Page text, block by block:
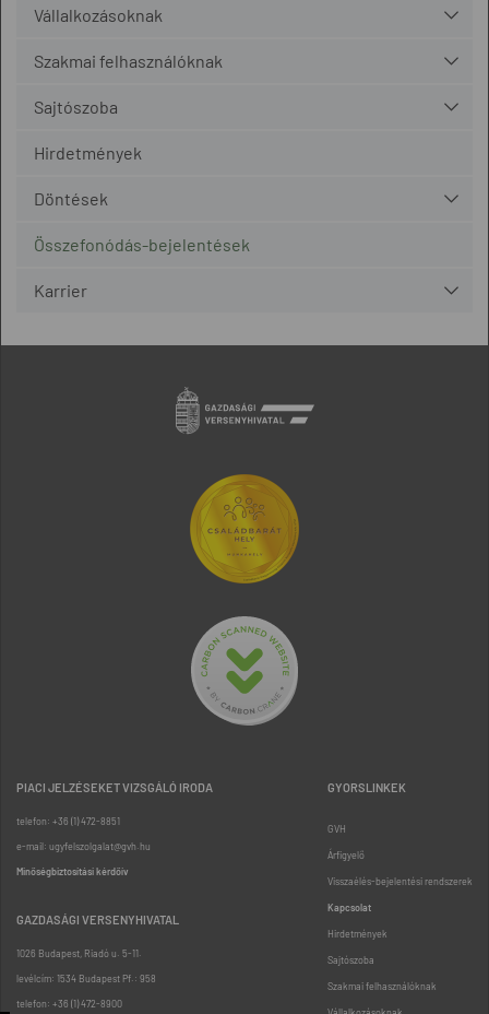
Vállalkozásoknak
Szakmai felhasználóknak
Sajtószoba
Hirdetmények
Döntések
Összefonódás-bejelentések
Karrier
PIACI JELZÉSEKET VIZSGÁLÓ IRODA
telefon: +36 (1) 472-8851
e-mail: ugyfelszolgalat@gvh.hu
Minőségbiztosítási kérdőív
GAZDASÁGI VERSENYHIVATAL
1026 Budapest, Riadó u. 5-11.
levélcím: 1534 Budapest Pf.: 958
telefon: +36 (1) 472-8900
GYORSLINKEK
GVH
Árfigyelő
Visszaélés-bejelentési rendszerek
Kapcsolat
Hirdetmények
Sajtószoba
Szakmai felhasználóknak